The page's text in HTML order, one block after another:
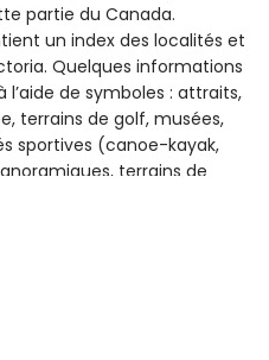
partie du Canada.
un index des localités et
Quelques informations
de symboles : attraits,
terrains de golf, musées,
sportives (canoe-kayak,
terrains de